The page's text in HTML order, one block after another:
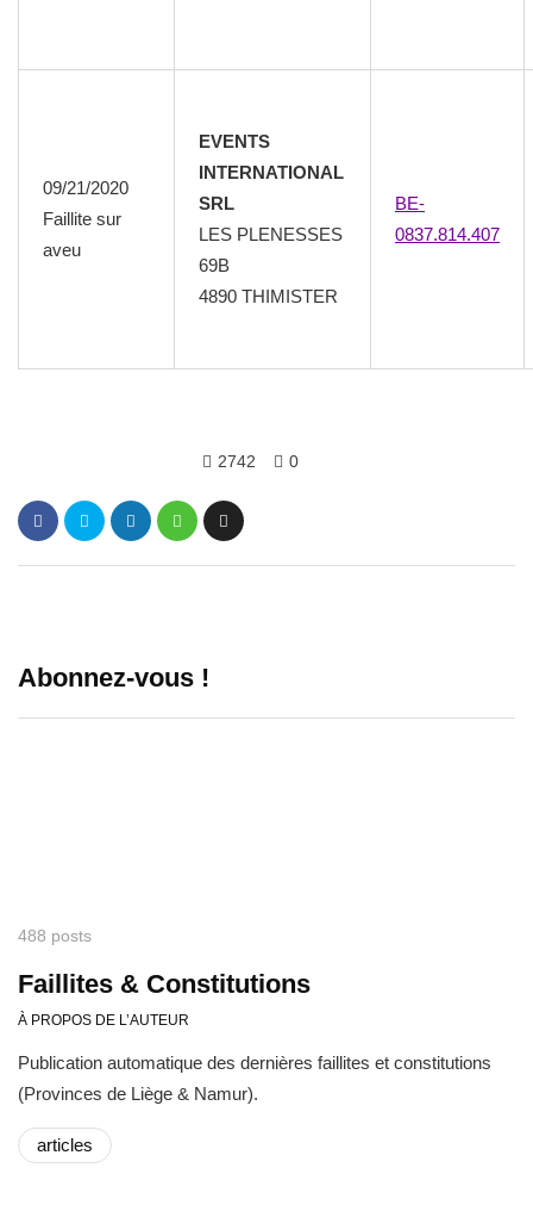
09/21/2020
Faillite sur
aveu
EVENTS
INTERNATIONAL
SRL
LES PLENESSES
69B
4890 THIMISTER
BE-
0837.814.407
2742 0
Abonnez-vous !
488 posts
Faillites & Constitutions
À PROPOS DE L’AUTEUR
Publication automatique des dernières faillites et constitutions
(Provinces de Liège & Namur).
articles